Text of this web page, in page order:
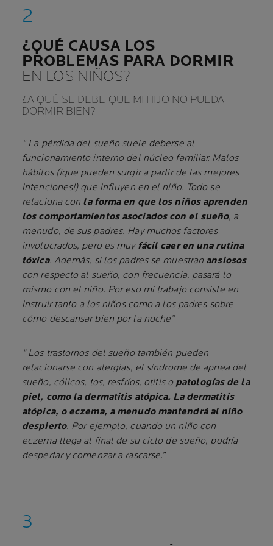
¿QUÉ CAUSA LOS
PROBLEMAS PARA DORMIR
EN LOS NIÑOS?
¿A QUÉ SE DEBE QUE MI HIJO NO PUEDA
DORMIR BIEN?
“ La pérdida del sueño suele deberse al
funcionamiento interno del núcleo familiar. Malos
hábitos (¡que pueden surgir a partir de las mejores
intenciones!) que influyen en el niño. Todo se
relaciona con la forma en que los niños aprenden
los comportamientos asociados con el sueño, a
menudo, de sus padres. Hay muchos factores
involucrados, pero es muy fácil caer en una rutina
tóxica. Además, si los padres se muestran ansiosos
con respecto al sueño, con frecuencia, pasará lo
mismo con el niño. Por eso mi trabajo consiste en
instruir tanto a los niños como a los padres sobre
cómo descansar bien por la noche”
“ Los trastornos del sueño también pueden
relacionarse con alergias, el síndrome de apnea del
sueño, cólicos, tos, resfríos, otitis o patologías de la
piel, como la dermatitis atópica. La dermatitis
atópica, o eczema, a menudo mantendrá al niño
despierto. Por ejemplo, cuando un niño con
eczema llega al final de su ciclo de sueño, podría
despertar y comenzar a rascarse.”